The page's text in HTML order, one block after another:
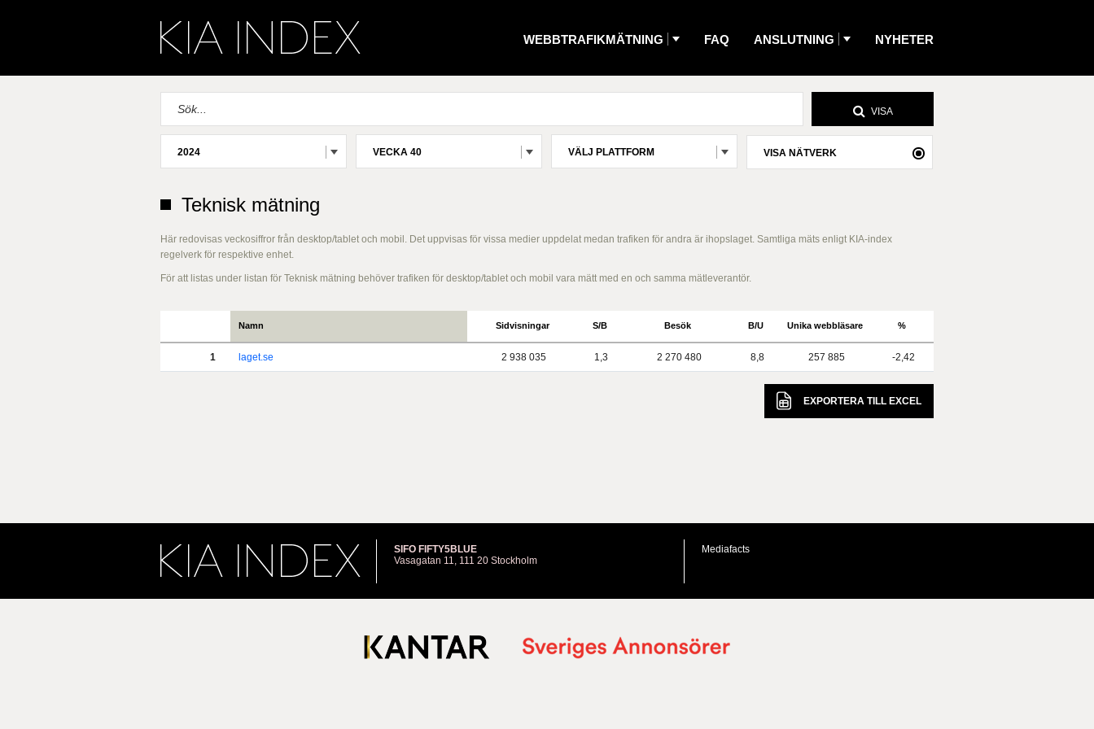
WEBBTRAFIKMÄTNING FAQ ANSLUTNING NYHETER
VISA
2024 VECKA 40 VÄLJ PLATTFORM VISA NÄTVERK
Teknisk mätning
Här redovisas veckosiffror från desktop/tablet och mobil. Det uppvisas för vissa medier uppdelat medan trafiken för andra är ihopslaget. Samtliga mäts enligt KIA-index
regelverk för respektive enhet.
För att listas under listan för Teknisk mätning behöver trafiken för desktop/tablet och mobil vara mätt med en och samma mätleverantör.
Namn Sidvisningar S/B Besök B/U Unika webbläsare %
1 laget.se 2 938 035 1,3 2 270 480 8,8 257 885 -2,42
EXPORTERA TILL EXCEL
SIFO FIFTY5BLUE
Vasagatan 11, 111 20 Stockholm
Mediafacts